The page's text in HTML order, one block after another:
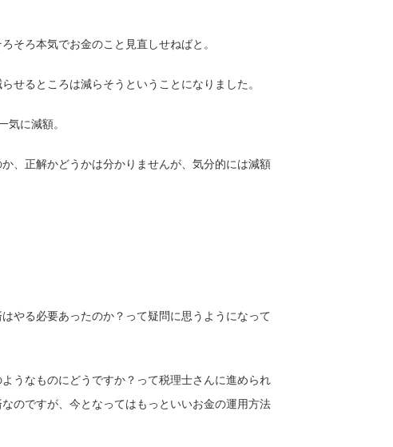
そろ本気でお金のこと見直しせねばと。
せるところは減らそうということになりました。
気に減額。
か、正解かどうかは分かりませんが、気分的には減額
やる必要あったのか？って疑問に思うようになって
うなものにどうですか？って税理士さんに進められ
のですが、今となってはもっといいお金の運用方法